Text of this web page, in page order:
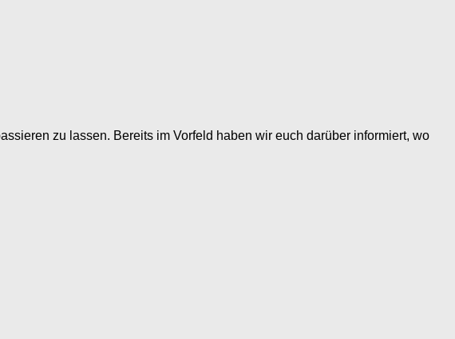
zu lassen. Bereits im Vorfeld haben wir euch darüber informiert, wo